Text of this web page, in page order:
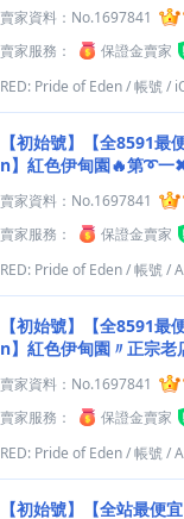
賣家資料： No.1697841
賣家服務：
保證金賣家
RED: Pride of Eden/帳號/
【初始號】【全8591
n】紅色伊甸園🔥第
賣家資料： No.1697841
賣家服務：
保證金賣家
RED: Pride of Eden/帳號/
【初始號】【全8591
n】紅色伊甸園〃正宗
賣家資料： No.1697841
賣家服務：
保證金賣家
RED: Pride of Eden/帳號/
【初始號】【全站最便